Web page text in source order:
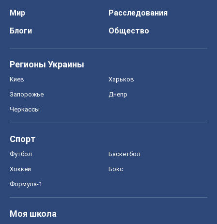
Мир
Расследования
Блоги
Общество
Регионы Украины
Киев Харьков
Запорожье Днепр
Черкассы
Спорт
Футбол Баскетбол
Хоккей Бокс
Формула-1
Моя школа